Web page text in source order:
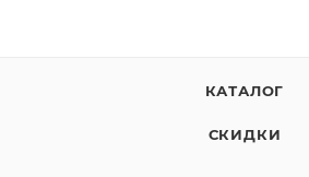
КАТАЛОГ
СКИДКИ